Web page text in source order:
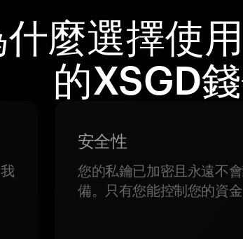
麼選擇使
的XSGD錢
安全性
您的私鑰已加密且永遠不
備。只有您能控制您的資金